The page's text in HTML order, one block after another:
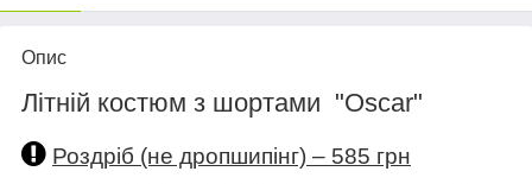
Опис
Літній костюм з шортами "Oscar"
Роздріб (не дропшипінг) – 585 грн